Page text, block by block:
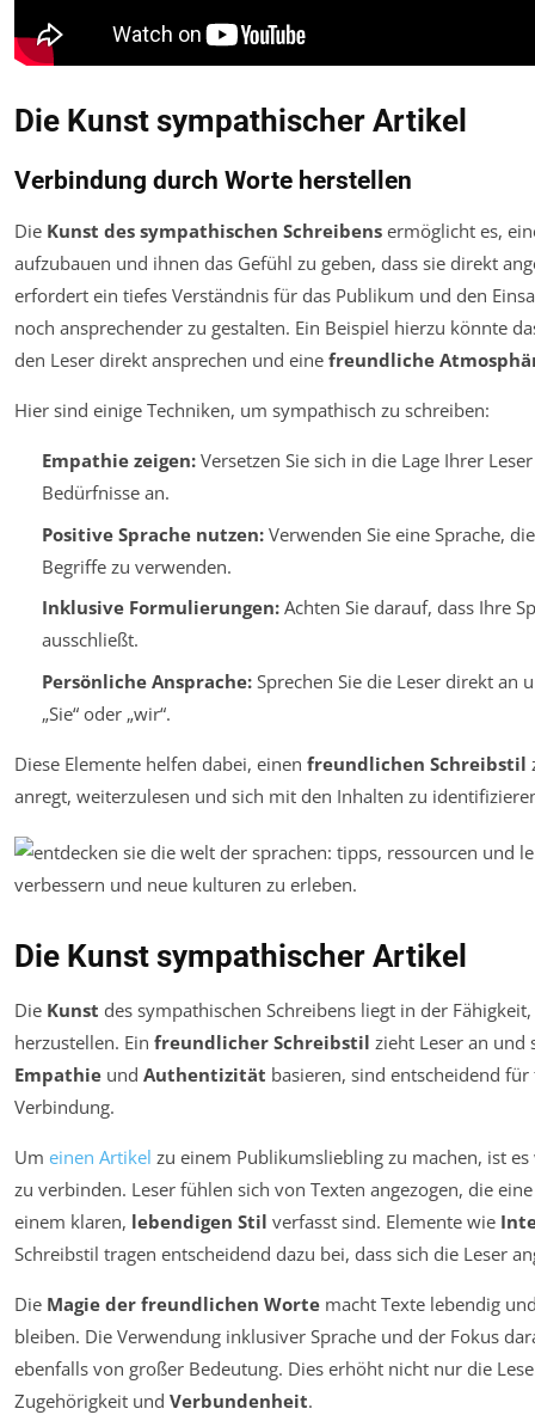
Die Kunst sympathischer Artikel
Verbindung durch Worte herstellen
Die Kunst des sympathischen Schreibens ermöglicht es,
aufzubauen und ihnen das Gefühl zu geben, dass sie direkt
erfordert ein tiefes Verständnis für das Publikum und den
noch ansprechender zu gestalten. Ein Beispiel hierzu könnte
den Leser direkt ansprechen und eine freundliche
Hier sind einige Techniken, um sympathisch zu schreiben:
Empathie zeigen:Versetzen Sie sich in die Lage Ihrer
Bedürfnisse an.
Positive Sprache nutzen:Verwenden Sie eine Sprache,
Begriffe zu verwenden.
Inklusive Formulierungen:Achten Sie darauf, dass Ihre
ausschließt.
Persönliche Ansprache:Sprechen Sie die Leser direkt an
„Sie“ oder „wir“.
Diese Elemente helfen dabei, einen freundlichen Schreibstil
anregt, weiterzulesen und sich mit den Inhalten zu
Die Kunst sympathischer Artikel
Die Kunst des sympathischen Schreibens liegt in der
herzustellen. Ein freundlicher Schreibstil zieht Leser an und
Empathie und Authentizität basieren, sind entscheidend
Verbindung.
Um einen Artikel zu einem Publikumsliebling zu machen, ist
zu verbinden. Leser fühlen sich von Texten angezogen, die
einem klaren, lebendigen Stil verfasst sind. Elemente wie
Schreibstil tragen entscheidend dazu bei, dass sich die Leser
Die Magie der freundlichen Worte macht Texte lebendig
bleiben. Die Verwendung inklusiver Sprache und der Fokus
ebenfalls von großer Bedeutung. Dies erhöht nicht nur die
Zugehörigkeit und Verbundenheit.